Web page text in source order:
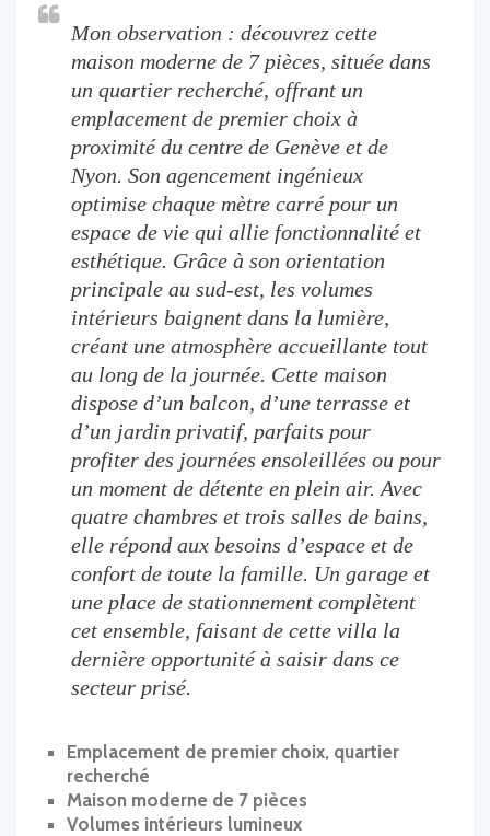
Mon observation : découvrez cette
maison moderne de 7 pièces, située dans
un quartier recherché, offrant un
emplacement de premier choix à
proximité du centre de Genève et de
Nyon. Son agencement ingénieux
optimise chaque mètre carré pour un
espace de vie qui allie fonctionnalité et
esthétique. Grâce à son orientation
principale au sud-est, les volumes
intérieurs baignent dans la lumière,
créant une atmosphère accueillante tout
au long de la journée. Cette maison
dispose d’un balcon, d’une terrasse et
d’un jardin privatif, parfaits pour
profiter des journées ensoleillées ou pour
un moment de détente en plein air. Avec
quatre chambres et trois salles de bains,
elle répond aux besoins d’espace et de
confort de toute la famille. Un garage et
une place de stationnement complètent
cet ensemble, faisant de cette villa la
dernière opportunité à saisir dans ce
secteur prisé.
Emplacement de premier choix, quartier
recherché
Maison moderne de 7 pièces
Volumes intérieurs lumineux